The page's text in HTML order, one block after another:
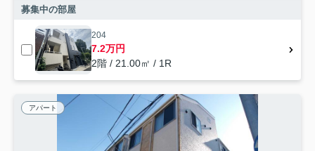
募集中の部屋
204
7.2万円
2階 / 21.00㎡ / 1R
アパート